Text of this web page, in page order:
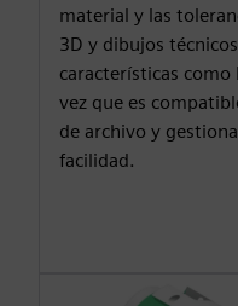
material y las
3D y dibujos
características
vez que es
de archivo y
facilidad.